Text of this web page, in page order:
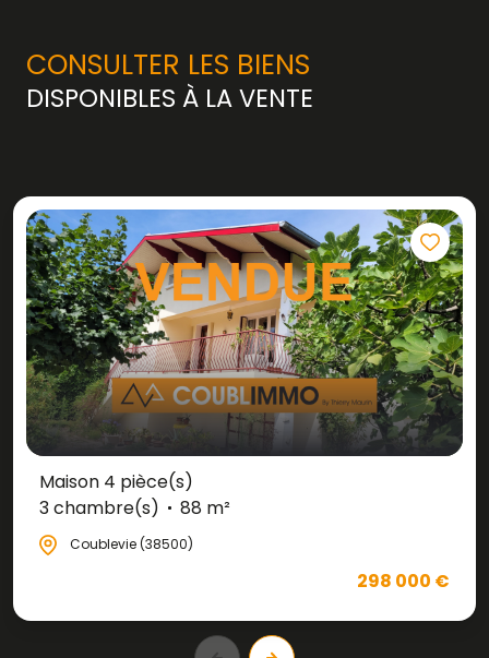
CONSULTER LES BIENS
DISPONIBLES À LA VENTE
Maison 4 pièce(s)
3 chambre(s)
88 m²
Coublevie (38500)
298 000 €